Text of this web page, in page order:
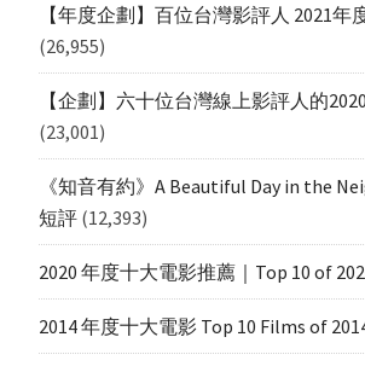
【年度企劃】百位台灣影評人 2021年
(26,955)
【企劃】六十位台灣線上影評人的
(23,001)
《知音有約》A Beautiful Day in the
短評 (12,393)
2020 年度十大電影推薦｜Top 10 of
2014 年度十大電影 Top 10 Films of